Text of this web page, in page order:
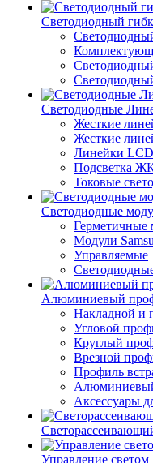
Светодиодный
Светодиодные
Жесткие
Жесткие
Линейки LCD
Подсветка
Токовые
Светодиодные
Герметичные
Модули
Управляемые
Алюминиевый
Накладной и
Угловой
Круглый
Врезной
Профиль
Аксессуары
Управление светом